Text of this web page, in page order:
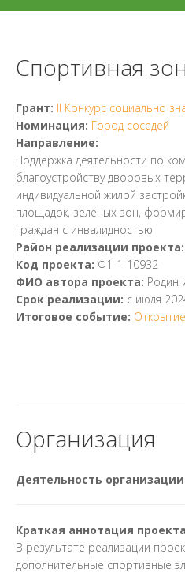
Спортивная
Грант: II Конкурс социально
Номинация: Город соседей
Направление:
Поддержка деятельности по
благоустройству дворовых
индивидуальной жилой
площадок, зеленых зон,
граждан с инвалидностью
Район реализации проекта:
Код проекта: Ф1-1-10932
ФИО автора проекта: Родин
Срок реализации: с июля
Итоговое событие:
Организация
Деятельность
Краткая аннотация
В результате реализации
дополнительные спортивные